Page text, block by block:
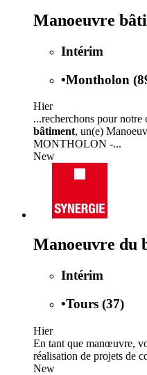
Manoeuvre
Intérim
•Montholon
Hier
...recherchons pour notre
bâtiment, un(e)
MONTHOLON -...
New
Manoeuvre du
Intérim
•Tours (37)
Hier
En tant que manœuvre,
réalisation de projets de
New